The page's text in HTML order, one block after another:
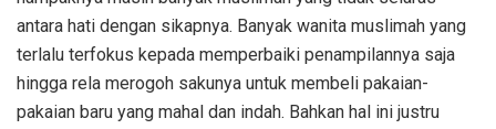
antara hati dengan sikapnya. Banyak wanita muslimah yang
terlalu terfokus kepada memperbaiki penampilannya saja
hingga rela merogoh sakunya untuk membeli pakaian-
pakaian baru yang mahal dan indah. Bahkan hal ini justru